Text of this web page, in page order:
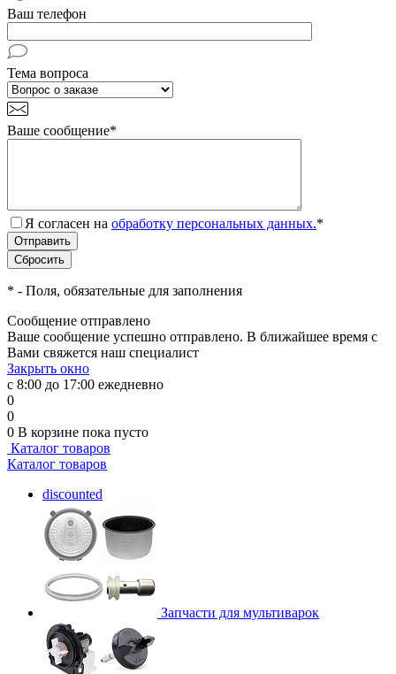
Ваш телефон
Тема вопроса
Ваше сообщение*
Я согласен на обработку персональных данных.*
* - Поля, обязательные для заполнения
Сообщение отправлено
Ваше сообщение успешно отправлено. В ближайшее время с
Вами свяжется наш специалист
Закрыть окно
с 8:00 до 17:00 ежедневно
0
0
0 В корзине пока пусто
Каталог товаров
Каталог товаров
discounted
Запчасти для мультиварок